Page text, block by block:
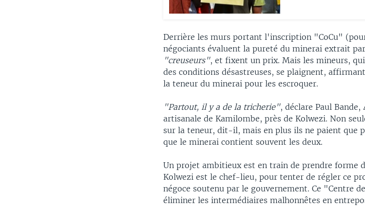
Derrière les murs portant l'inscription "CoCu"
négociants évaluent la pureté du minerai extrait
"creuseurs", et fixent un prix. Mais les mineurs,
des conditions désastreuses, se plaignent,
la teneur du minerai pour les escroquer.
"Partout, il y a de la tricherie", déclare Paul Bande,
artisanale de Kamilombe, près de Kolwezi. Non
sur la teneur, dit-il, mais en plus ils ne paient que
que le minerai contient souvent les deux.
Un projet ambitieux est en train de prendre forme
Kolwezi est le chef-lieu, pour tenter de régler ce
négoce soutenu par le gouvernement. Ce "Centre
éliminer les intermédiaires malhonnêtes en